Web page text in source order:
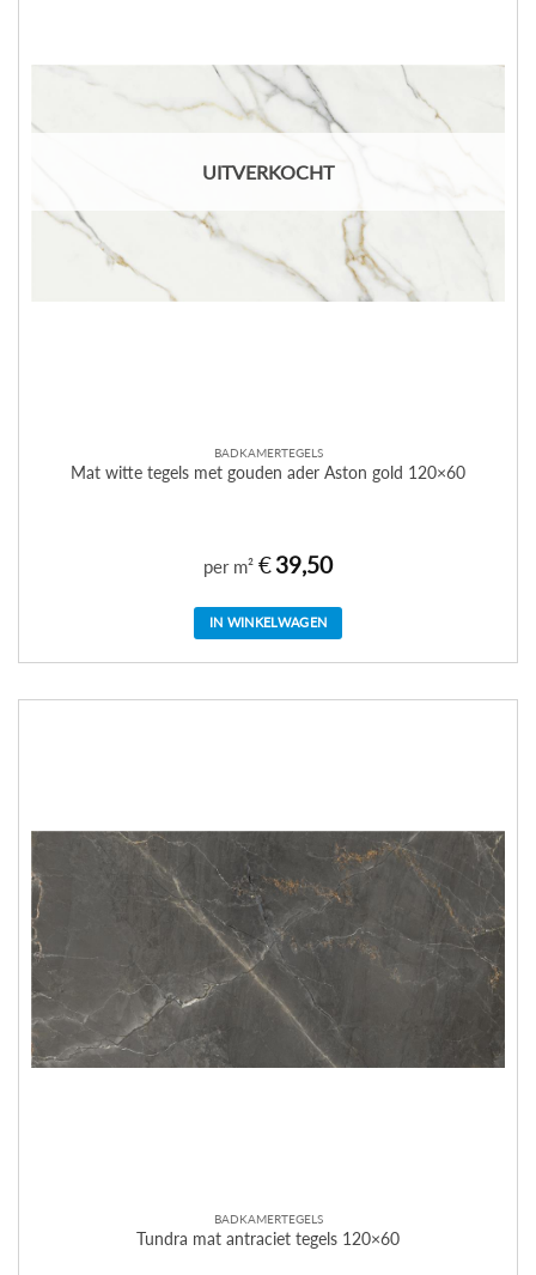
UITVERKOCHT
BADKAMERTEGELS
Mat witte tegels met gouden ader Aston gold 120×60
per m² €39,50
IN WINKELWAGEN
BADKAMERTEGELS
Tundra mat antraciet tegels 120×60